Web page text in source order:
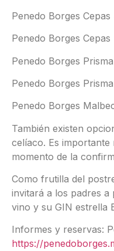
Penedo Borges
Penedo Borges Cepas
Penedo Borges
Penedo Borges
Penedo Borges
También existen
celíaco. Es
momento de la
Como frutilla del
invitará a los padres
vino y su GIN estrella
Informes y reservas:
https://